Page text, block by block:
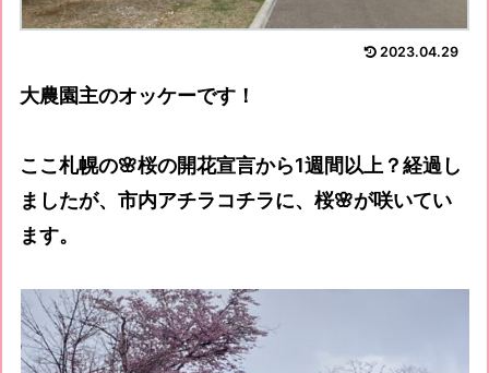
2023.04.29
大農園主のオッケーです！
ここ札幌の🌸桜の開花宣言から1週間以上？経過し
ましたが、市内アチラコチラに、桜🌸が咲いてい
ます。